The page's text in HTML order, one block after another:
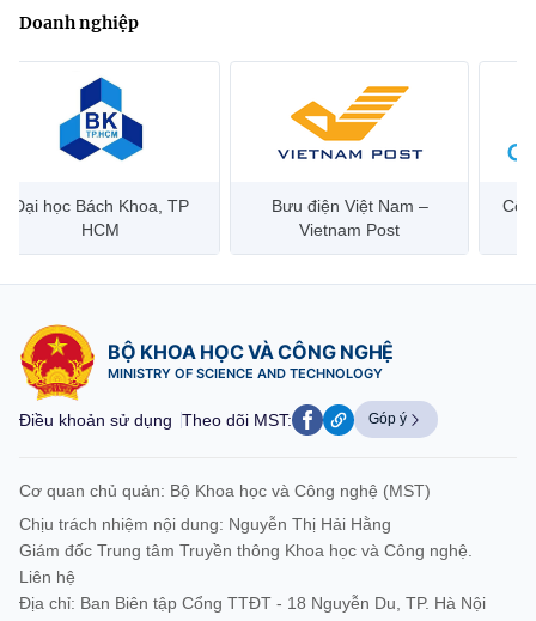
Doanh nghiệp
Đại học Bách Khoa, TP
HCM
Bưu điện Việt Nam –
Vietnam Post
BỘ KHOA HỌC VÀ CÔNG NGHỆ
MINISTRY OF SCIENCE AND TECHNOLOGY
Điều khoản sử dụng Theo dõi MST: Góp ý
Cơ quan chủ quản: Bộ Khoa học và Công nghệ (MST)
Chịu trách nhiệm nội dung: Nguyễn Thị Hải Hằng
Giám đốc Trung tâm Truyền thông Khoa học và Công nghệ.
Liên hệ
Địa chỉ: Ban Biên tập Cổng TTĐT - 18 Nguyễn Du, TP. Hà Nội